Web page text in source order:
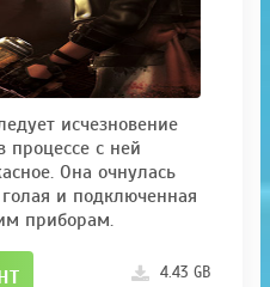
исчезновение
процессе с ней
Она очнулась
и подключенная
приборам.
4.43 GB